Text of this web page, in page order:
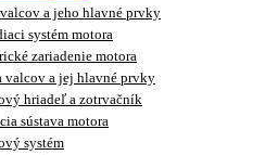
a jeho hlavné prvky
systém motora
zariadenie motora
valcov a jej hlavné prvky
hriadeľ a zotrvačník
sústava motora
systém